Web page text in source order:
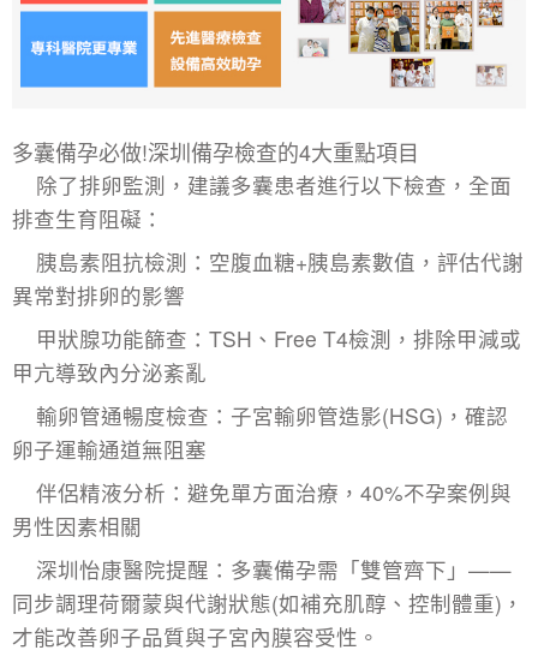
多囊備孕必做!深圳備孕檢查的4大重點項目
除了排卵監測，建議多囊患者進行以下檢查，全面
排查生育阻礙：
​胰島素阻抗檢測：空腹血糖+胰島素數值，評估代謝
異常對排卵的影響
​甲狀腺功能篩查：TSH、Free T4檢測，排除甲減或
甲亢導致內分泌紊亂
​輸卵管通暢度檢查：子宮輸卵管造影(HSG)，確認
卵子運輸通道無阻塞
​伴侶精液分析：避免單方面治療，40%不孕案例與
男性因素相關
深圳怡康醫院提醒：多囊備孕需「雙管齊下」——
同步調理荷爾蒙與代謝狀態(如補充肌醇、控制體重)，
才能改善卵子品質與子宮內膜容受性。